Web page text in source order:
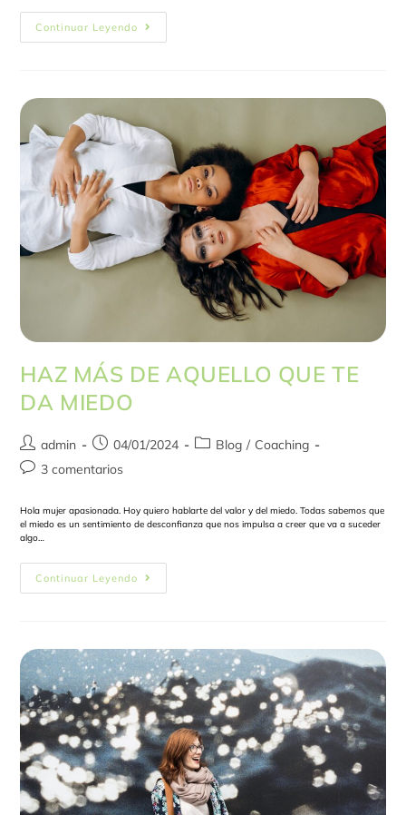
Continuar Leyendo
HAZ MÁS DE AQUELLO QUE TE
DA MIEDO
admin 04/01/2024 Blog / Coaching
3 comentarios
Hola mujer apasionada. Hoy quiero hablarte del valor y del miedo. Todas sabemos que
el miedo es un sentimiento de desconfianza que nos impulsa a creer que va a suceder
algo…
Continuar Leyendo